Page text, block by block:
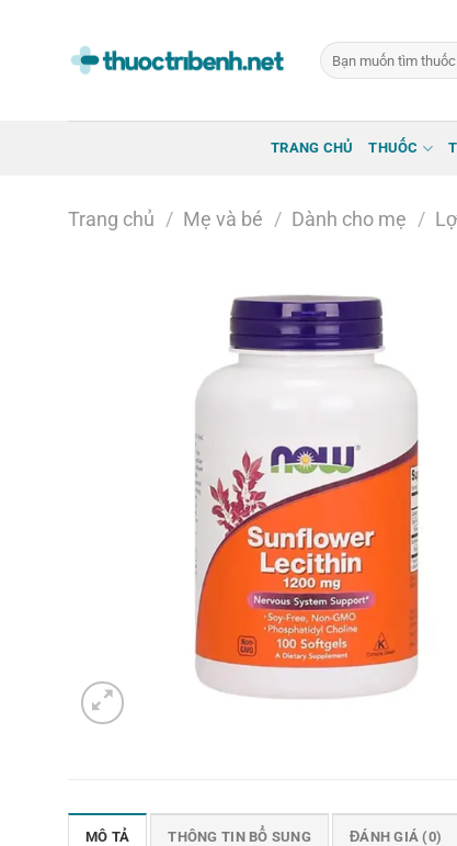
Tìm
kiếm:
TRANG CHỦ THUỐC
Trang chủ / Mẹ và bé / Dành cho mẹ /
MÔ TẢ THÔNG TIN BỔ SUNG ĐÁNH GIÁ (0)